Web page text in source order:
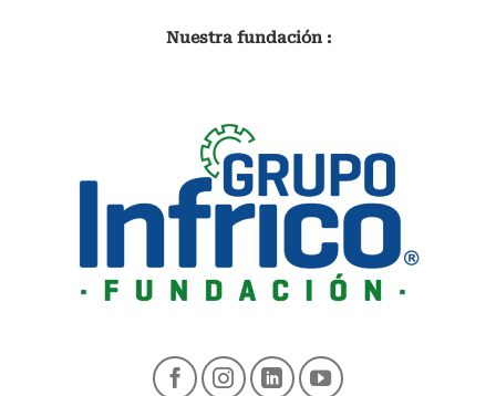
Nuestra fundación :